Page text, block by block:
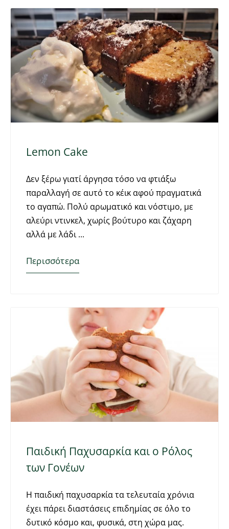
Lemon Cake
Δεν ξέρω γιατί άργησα τόσο να φτιάξω
παραλλαγή σε αυτό το κέικ αφού πραγματικά
το αγαπώ. Πολύ αρωματικό και νόστιμο, με
αλεύρι ντινκελ, χωρίς βούτυρο και ζάχαρη
αλλά με λάδι
Περισσότερα
Παιδική Παχυσαρκία και ο Ρόλος
των Γονέων
Η παιδική παχυσαρκία τα τελευταία χρόνια
έχει πάρει διαστάσεις επιδημίας σε όλο το
δυτικό κόσμο και, φυσικά, στη χώρα μας.